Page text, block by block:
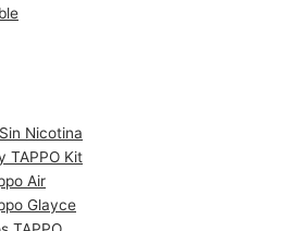
Nicotina
TAPPO Kit
Air
Glayce